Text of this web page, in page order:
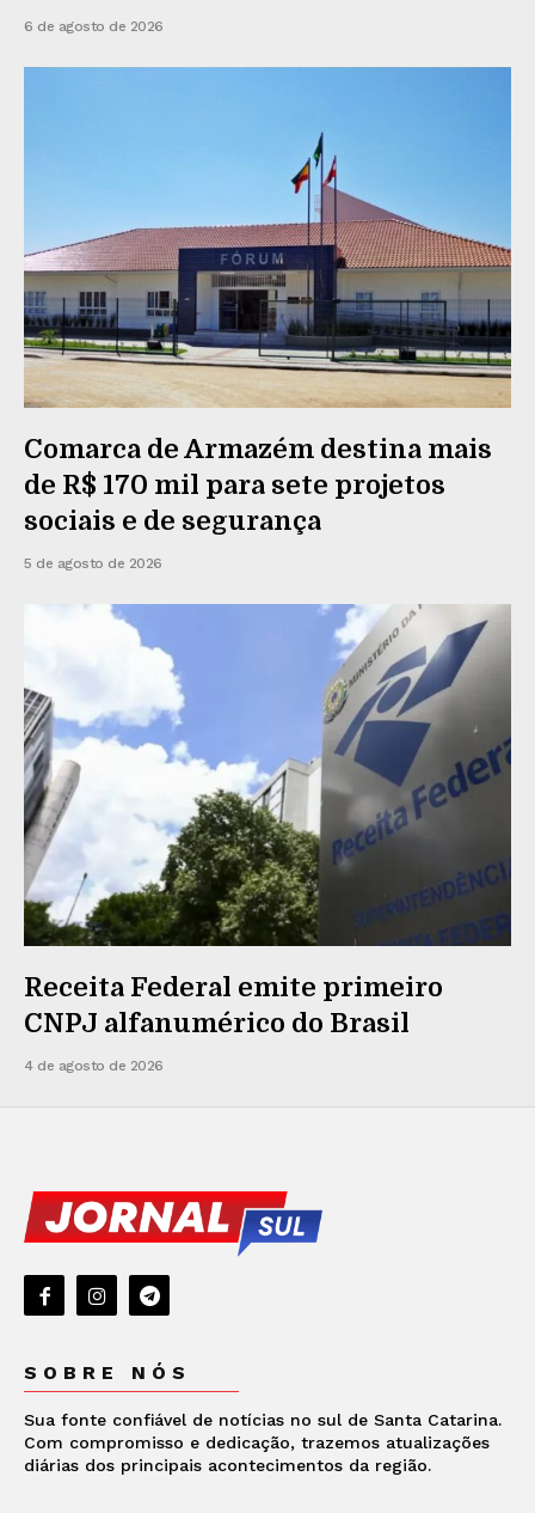
6 de agosto de 2026
Comarca de Armazém destina mais
de R$ 170 mil para sete projetos
sociais e de segurança
5 de agosto de 2026
Receita Federal emite primeiro
CNPJ alfanumérico do Brasil
4 de agosto de 2026
SOBRE NÓS
Sua fonte confiável de notícias no sul de Santa Catarina.
Com compromisso e dedicação, trazemos atualizações
diárias dos principais acontecimentos da região.